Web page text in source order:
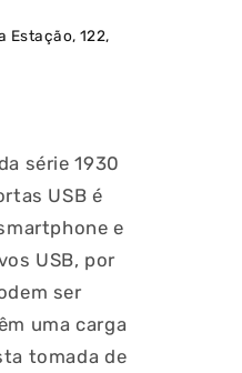
Estação, 122,
série 1930
USB é
e
USB, por
ser
uma carga
tomada de